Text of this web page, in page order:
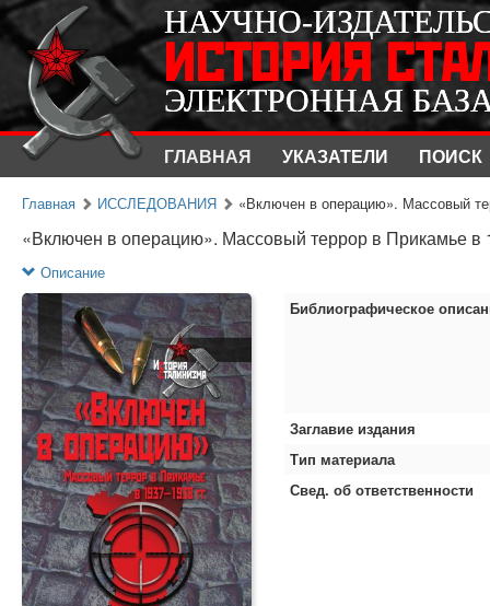
НАУЧНО-
ИСТОРИЯ
ЭЛЕКТРОННАЯ
ГЛАВНАЯ УКАЗАТЕЛИ ПОИСК
НАУЧНО-
ИСТОРИЯ
ЭЛЕКТРОННАЯ
Главная ИССЛЕДОВАНИЯ «Включен в операцию». Массовый
«Включен в операцию». Массовый террор в Прикамье в
Описание
Библиографическое
Заглавие издания
Тип материала
Свед. об ответственности